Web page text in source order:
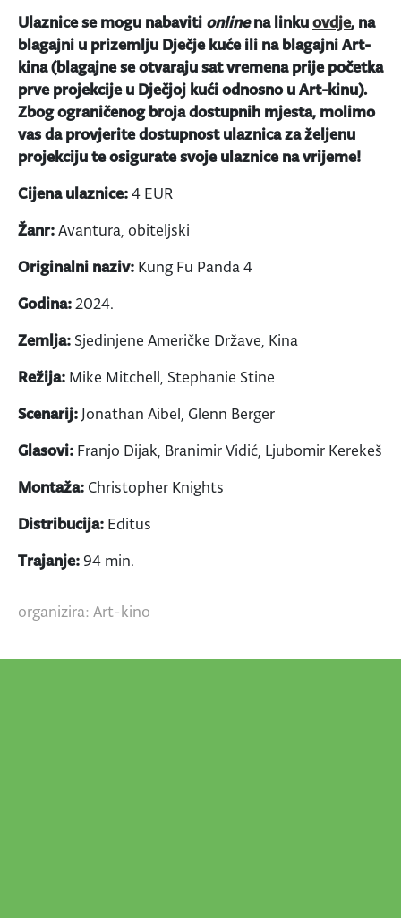
Ulaznice se mogu nabaviti onlinena linkuovdje, na
blagajni u prizemlju Dječje kuće ili na blagajni Art-
kina (blagajne se otvaraju sat vremena prije početka
prve projekcije u Dječjoj kući odnosno u Art-kinu).
Zbog ograničenog broja dostupnih mjesta, molimo
vas da provjerite dostupnost ulaznica za željenu
projekciju te osigurate svoje ulaznice na vrijeme!
Cijena ulaznice:4 EUR
Žanr:Avantura, obiteljski
Originalni naziv: Kung Fu Panda 4
Godina:2024.
Zemlja: Sjedinjene Američke Države, Kina
Režija: Mike Mitchell, Stephanie Stine
Scenarij: Jonathan Aibel, Glenn Berger
Glasovi: Franjo Dijak, Branimir Vidić, Ljubomir Kerekeš
Montaža: Christopher Knights
Distribucija: Editus
Trajanje: 94 min.
organizira: Art-kino